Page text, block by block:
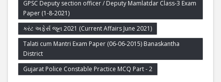
GPSC Deputy section officer / Deputy Mamlatdar Class-3 Exam
Paper (1-8-2021)
કરંટ અફેર્સ જૂન 2021 (Current Affairs June 2021)
Talati cum Mantri Exam Paper (06-06-2015) Banaskantha
District
Gujarat Police Constable Practice MCQ Part - 2